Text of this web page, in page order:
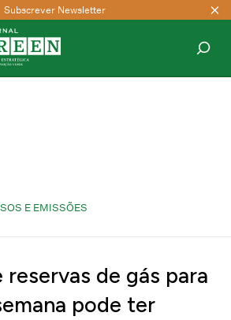
Subscrever Newsletter
E EMISSÕES
de gás para
pode ter